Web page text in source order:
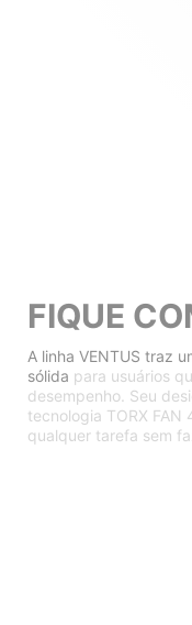
FIQUE
A linha VENTUS traz
sólida para usuários
desempenho. Seu
tecnologia TORX FAN
qualquer tarefa sem